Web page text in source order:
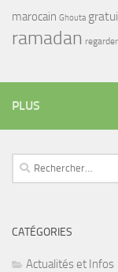
marocain Ghouta
ramadan regarder
PLUS
Rechercher :
CATÉGORIES
Actualités et Infos